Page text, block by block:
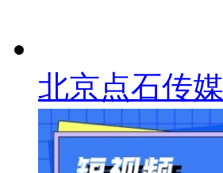
北京点石传媒